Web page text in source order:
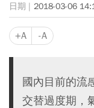
2018-03-06
+A -A
國內目前的流
交替過度期，